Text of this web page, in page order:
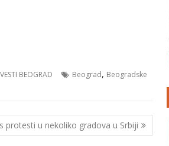
BEOGRAD Beograd, Beogradske
protesti u nekoliko gradova u Srbiji